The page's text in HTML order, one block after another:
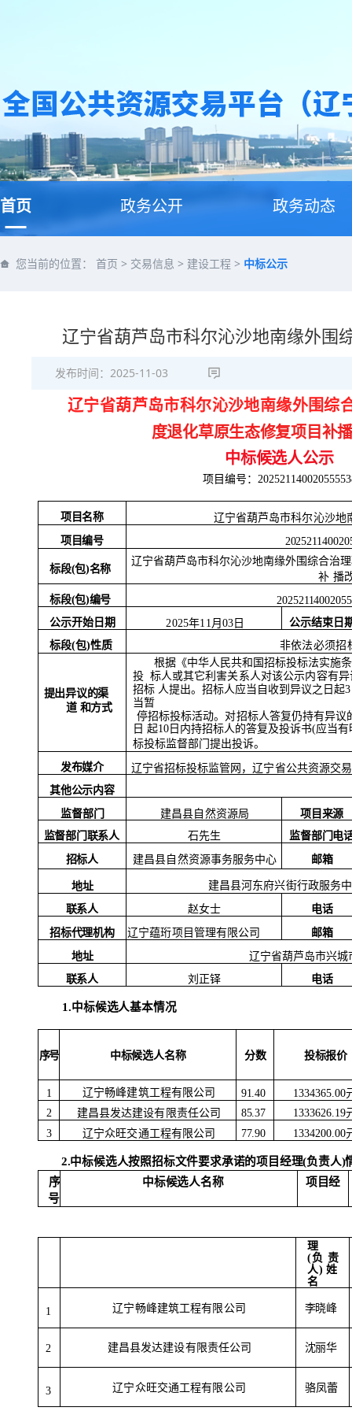
首页 政务公开 政务动态
您当前的位置： 首页 > 交易信息 > 建设工程 > 中标公示
辽宁省葫芦岛市科尔沁沙地南缘外围
发布时间： 2025-11-03
辽宁省葫芦岛市科尔沁沙地南缘外围综
度退化草原生态修复项目补
中标候选人公示
项目编号：
项目名称
辽宁省葫芦岛市科尔沁沙地
项目编号
标段(包)名称
辽宁省葫芦岛市科尔沁沙地南缘外围综合治
补 播
标段(包)编号
公示开始日期
2025年11月03日
公示结束日
标段(包)性质 非依法必须招
提出异议的渠
道 和方式
根据《中华人民共和国招标投标法实施
投 标人或其它利害关系人对该公示内容有
招标 人提出。招标人应当自收到异议之日起
当暂
停招标投标活动。对招标人答复仍持有异
日 起10日内持招标人的答复及投诉书(应当
标投标监督部门提出投诉。
发布媒介 辽宁省招标投标监管网，辽宁省公共资源交
其他公示内容
监督部门
建昌县自然资源局
项目来源
监督部门联系人
石先生
监督部门电
招标人
建昌县自然资源事务服务中心 邮箱
地址
建昌县河东府兴街行政服务
联系人
赵女士
电话
招标代理机构
辽宁蕴珩项目管理有限公司 邮箱
地址
辽宁省葫芦岛市兴城
联系人
刘正铎 电话
1.中标候选人基本情况
序号 中标候选人名称 分数 投标报价
1 辽宁畅峰建筑工程有限公司 91.40
1334365.00
2
建昌县发达建设有限责任公司 85.37
1333626.19
3
辽宁众旺交通工程有限公司 77.90 1334200.00
2.中标候选人按照招标文件要求承诺的项目经理(负责人)
序
号
中标候选人名称 项目经
理
(负 责
人) 姓
名
1 辽宁畅峰建筑工程有限公司 李晓峰
2 建昌县发达建设有限责任公司 沈丽华
3 辽宁众旺交通工程有限公司 骆凤蕾